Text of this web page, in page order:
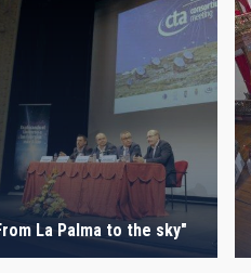
SORT BY
La Palma to the sky"